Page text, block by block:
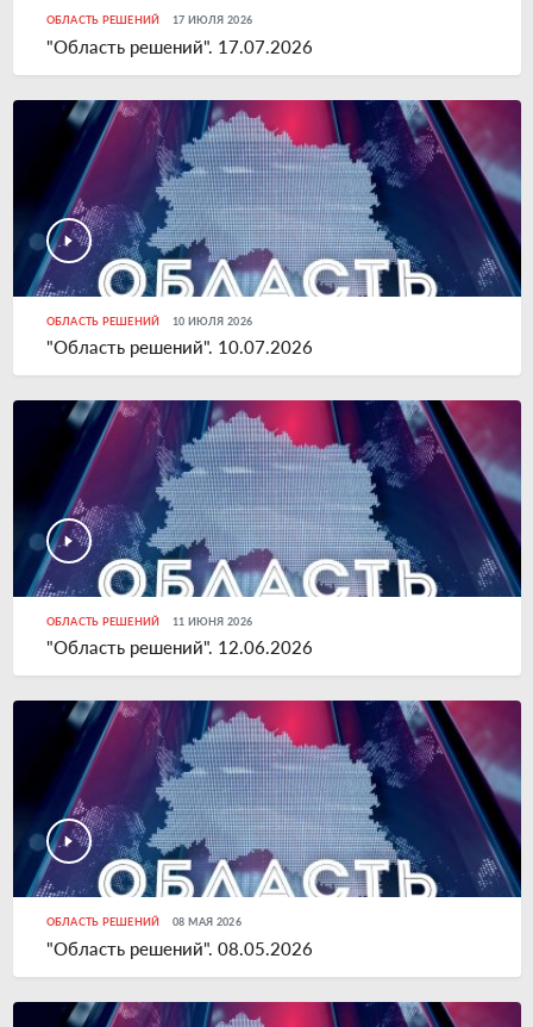
ОБЛАСТЬ РЕШЕНИЙ 17 ИЮЛЯ 2026
"Область решений". 17.07.2026
ОБЛАСТЬ РЕШЕНИЙ 10 ИЮЛЯ 2026
"Область решений". 10.07.2026
ОБЛАСТЬ РЕШЕНИЙ 11 ИЮНЯ 2026
"Область решений". 12.06.2026
ОБЛАСТЬ РЕШЕНИЙ 08 МАЯ 2026
"Область решений". 08.05.2026